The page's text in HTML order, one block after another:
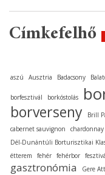
Címkefelhő
aszú Ausztria Badacsony
borfesztivál borkóstolás
borverseny Brill
cabernet sauvignon chardonnay
Dél-Dunántúli Borturisztikai
étterem
fehér fehérbor
gasztronómia Gere